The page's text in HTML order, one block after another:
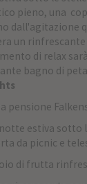
pieno, una
dall'agitazione
un
di relax
bagno di
pensione
estiva sotto
da picnic e
di frutta